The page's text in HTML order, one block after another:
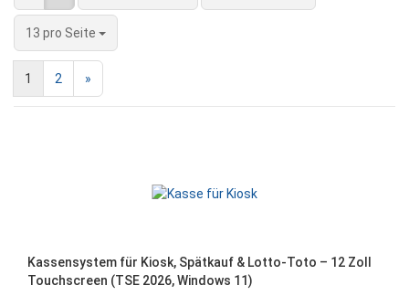
13 pro Seite
pro Seite
1 2 »
Kassensystem für Kiosk, Spätkauf & Lotto-Toto – 12 Zoll
Touchscreen (TSE 2026, Windows 11)